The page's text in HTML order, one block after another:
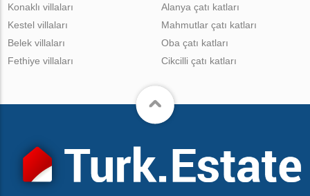
Konaklı villaları
Kestel villaları
Belek villaları
Fethiye villaları
Alanya çatı katları
Mahmutlar çatı katları
Oba çatı katları
Cikcilli çatı katları